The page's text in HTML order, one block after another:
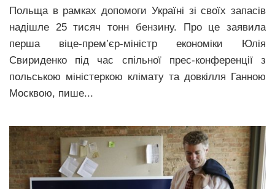
Політика
Світ
Цікаво
Наука
Технології
Рецепти
Привітання
Здоров’я
Польща в рамках допомоги Україні зі своїх запасів
надішле 25 тисяч тонн бензину. Про це заявила
перша віце-прем’єр-міністр економіки Юлія
Свириденко під час спільної прес-конференції з
польською міністеркою клімату та довкілля Ганною
Москвою, пише...